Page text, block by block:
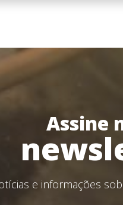
O
Legal e a Política de
Assine
e informações